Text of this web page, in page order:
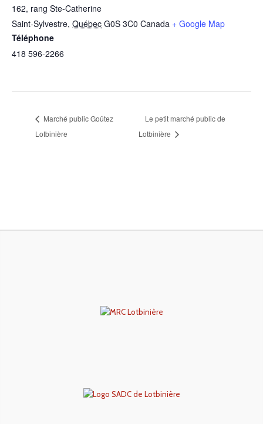
162, rang Ste-Catherine
Saint-Sylvestre, Québec G0S 3C0 Canada + Google Map
Téléphone
418 596-2266
Marché public Goûtez
Lotbinière
Le petit marché public de
Lotbinière